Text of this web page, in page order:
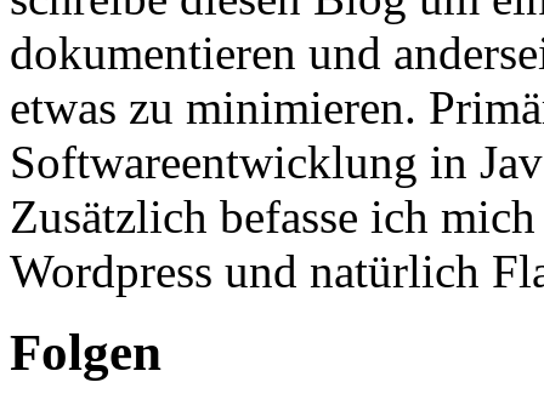
dokumentieren und
etwas zu minimieren.
Softwareentwicklung in
Zusätzlich befasse ich
Wordpress und natürlich
Folgen